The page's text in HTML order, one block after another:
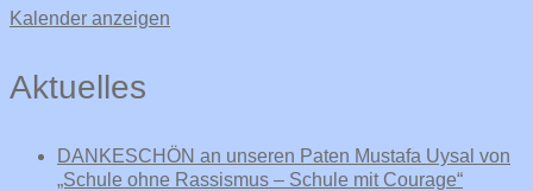
Kalender anzeigen
Aktuelles
DANKESCHÖN an unseren Paten Mustafa Uysal von
„Schule ohne Rassismus – Schule mit Courage“